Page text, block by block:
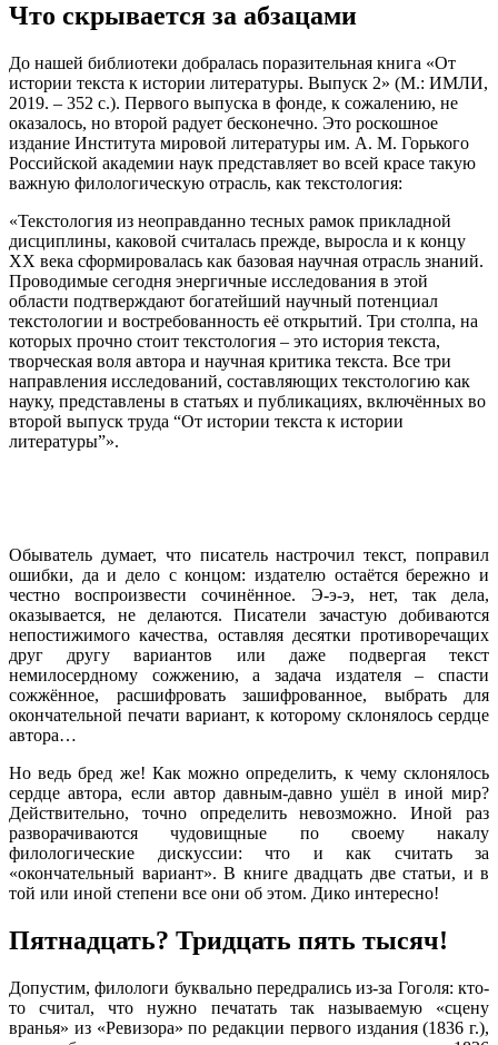
Что скрывается за абзацами
До нашей библиотеки добралась поразительная книга «От
истории текста к истории литературы. Выпуск 2» (М.: ИМЛИ,
2019. – 352 с.). Первого выпуска в фонде, к сожалению, не
оказалось, но второй радует бесконечно. Это роскошное
издание Института мировой литературы им. А. М. Горького
Российской академии наук представляет во всей красе такую
важную филологическую отрасль, как текстология:
«Текстология из неоправданно тесных рамок прикладной
дисциплины, каковой считалась прежде, выросла и к концу
XX века сформировалась как базовая научная отрасль знаний.
Проводимые сегодня энергичные исследования в этой
области подтверждают богатейший научный потенциал
текстологии и востребованность её открытий. Три столпа, на
которых прочно стоит текстология – это история текста,
творческая воля автора и научная критика текста. Все три
направления исследований, составляющих текстологию как
науку, представлены в статьях и публикациях, включённых во
второй выпуск труда “От истории текста к истории
литературы”».
Обыватель думает, что писатель настрочил текст, поправил
ошибки, да и дело с концом: издателю остаётся бережно и
честно воспроизвести сочинённое. Э-э-э, нет, так дела,
оказывается, не делаются. Писатели зачастую добиваются
непостижимого качества, оставляя десятки противоречащих
друг другу вариантов или даже подвергая текст
немилосердному сожжению, а задача издателя – спасти
сожжённое, расшифровать зашифрованное, выбрать для
окончательной печати вариант, к которому склонялось сердце
автора…
Но ведь бред же! Как можно определить, к чему склонялось
сердце автора, если автор давным-давно ушёл в иной мир?
Действительно, точно определить невозможно. Иной раз
разворачиваются чудовищные по своему накалу
филологические дискуссии: что и как считать за
«окончательный вариант». В книге двадцать две статьи, и в
той или иной степени все они об этом. Дико интересно!
Пятнадцать? Тридцать пять тысяч!
Допустим, филологи буквально передрались из-за Гоголя: кто-
то считал, что нужно печатать так называемую «сцену
вранья» из «Ревизора» по редакции первого издания (1836 г.),